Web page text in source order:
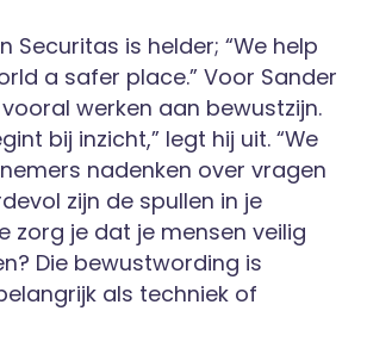
Securitas is helder; “We help
a safer place.” Voor Sander
werken aan bewustzijn.
bij inzicht,” legt hij uit. “We
nadenken over vragen
zijn de spullen in je
zorg je dat je mensen veilig
Die bewustwording is
als techniek of